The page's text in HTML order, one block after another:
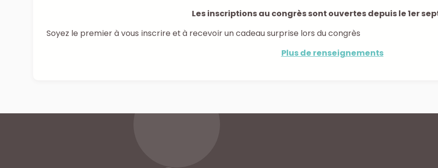
Les inscriptions au congrès sont ouvertes depuis le 1er
Soyez le premier à vous inscrire et à recevoir un cadeau surprise lors du congrès
Plus de renseignements